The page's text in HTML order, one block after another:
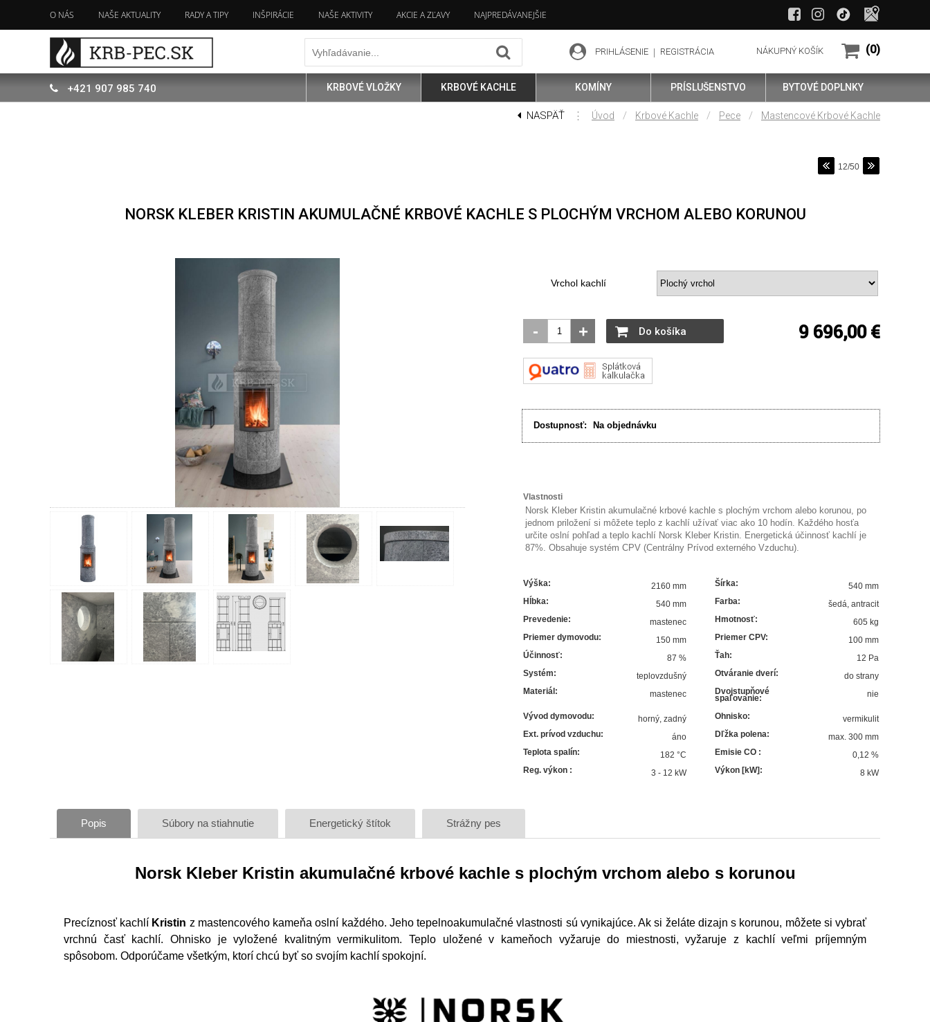
O NÁS NAŠE AKTUALITY RADY A TIPY INŠPIRÁCIE NAŠE AKTIVITY AKCIE A ZĽAVY NAJPREDÁVANEJŠIE
KRBOVÉ VLOŽKY KRBOVÉ KACHLE KOMÍNY PRÍSLUŠENSTVO BYTOVÉ DOPLNKY
PRIHLÁSENIE REGISTRÁCIA
+421 907 985 740
NÁKUPNÝ KOŠÍK (0)
NASPÄŤ ⋮ Úvod / Krbové Kachle / Pece / Mastencové Krbové Kachle
12/50
NORSK KLEBER KRISTIN AKUMULAČNÉ KRBOVÉ KACHLE S PLOCHÝM VRCHOM ALEBO KORUNOU
Vrchol kachlí
- + Do košíka 9 696,00 €
Dostupnosť: Na objednávku
Vlastnosti
Norsk Kleber Kristin akumulačné krbové kachle s plochým vrchom alebo korunou, po
jednom priložení si môžete teplo z kachlí užívať viac ako 10 hodín. Každého hosťa
určite oslní pohľad a teplo kachlí Norsk Kleber Kristin. Energetická účinnosť kachlí je
87%. Obsahuje systém CPV (Centrálny Prívod externého Vzduchu).
Výška: 2160 mm Šírka:
540 mm
Hĺbka: 540 mm Farba: šedá, antracit
Prevedenie: mastenec Hmotnosť:
605 kg
Priemer dymovodu: 150 mm Priemer CPV:
100 mm
Účinnosť: 87% Ťah:
12 Pa
Systém: teplovzdušný Otváranie dverí:
do strany
Materiál : mastenec Dvojstupňové
spaľovanie: nie
Vývod dymovodu: horný, zadný Ohnisko:
vermikulit
Ext. prívod vzduchu: áno Dľžka polena:
max. 300 mm
Teplota spalín: 182°C Emisie CO :
0,12 %
Reg. výkon : 3 - 12 kW Výkon [kW] : 8 kW
Popis Súbory na stiahnutie Energetický štítok Strážny pes
Norsk Kleber Kristin akumulačné krbové kachle s plochým vrchom alebo s korunou
Precíznosť kachlí Kristin z mastencového kameňa oslní každého. Jeho tepelnoakumulačné vlastnosti sú vynikajúce. Ak si želáte dizajn s korunou, môžete si vybrať
vrchnú časť kachlí. Ohnisko je vyložené kvalitným vermikulitom. Teplo uložené v kameňoch vyžaruje do miestnosti, vyžaruje z kachlí veľmi príjemným
spôsobom. Odporúčame všetkým, ktorí chcú byť so svojím kachlí spokojní.